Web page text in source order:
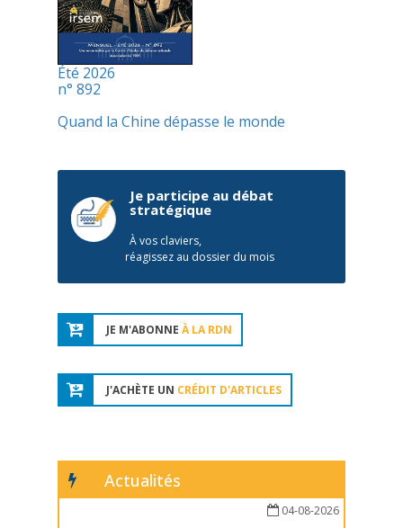
Été 2026
n° 892
Quand la Chine dépasse le monde
Je participe au débat
stratégique
À vos claviers,
réagissez au dossier du mois
JE M'ABONNE À LA RDN
J'ACHÈTE UN CRÉDIT D'ARTICLES
Actualités
04-08-2026